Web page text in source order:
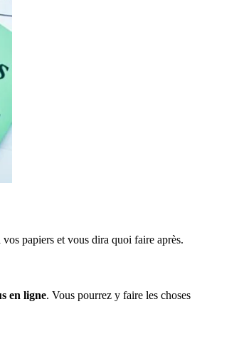
papiers et vous dira quoi faire après.
en ligne. Vous pourrez y faire les choses